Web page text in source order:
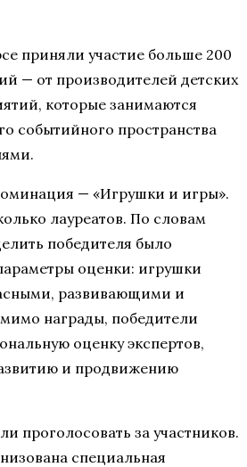
приняли участие больше 200
— от производителей детских
которые занимаются
событийного пространства
— «Игрушки и игры».
лауреатов. По словам
победителя было
оценки: игрушки
развивающими и
награды, победители
оценку экспертов,
и продвижению
проголосовать за участников.
специальная